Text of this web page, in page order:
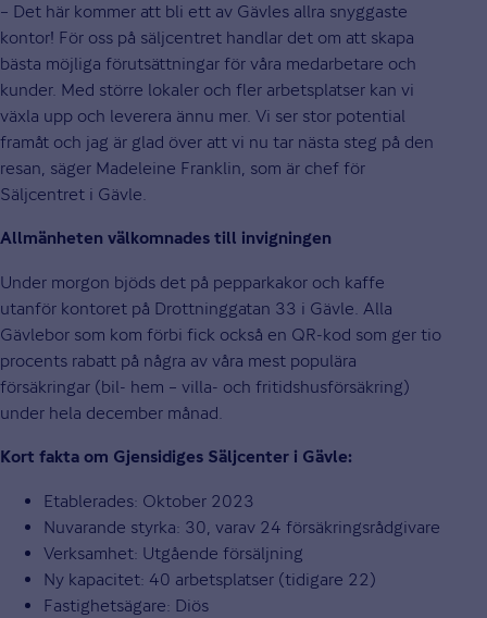
– Det här kommer att bli ett av Gävles allra snyggaste
kontor! För oss på säljcentret handlar det om att skapa
bästa möjliga förutsättningar för våra medarbetare och
kunder. Med större lokaler och fler arbetsplatser kan vi
växla upp och leverera ännu mer. Vi ser stor potential
framåt och jag är glad över att vi nu tar nästa steg på den
resan, säger Madeleine Franklin, som är chef för
Säljcentret i Gävle.
Allmänheten välkomnades till invigningen
Under morgon bjöds det på pepparkakor och kaffe
utanför kontoret på Drottninggatan 33 i Gävle. Alla
Gävlebor som kom förbi fick också en QR-kod som ger tio
procents rabatt på några av våra mest populära
försäkringar (bil- hem – villa- och fritidshusförsäkring)
under hela december månad.
Kort fakta om Gjensidiges Säljcenter i Gävle:
Etablerades: Oktober 2023
Nuvarande styrka: 30, varav 24 försäkringsrådgivare
Verksamhet: Utgående försäljning
Ny kapacitet: 40 arbetsplatser (tidigare 22)
Fastighetsägare: Diös